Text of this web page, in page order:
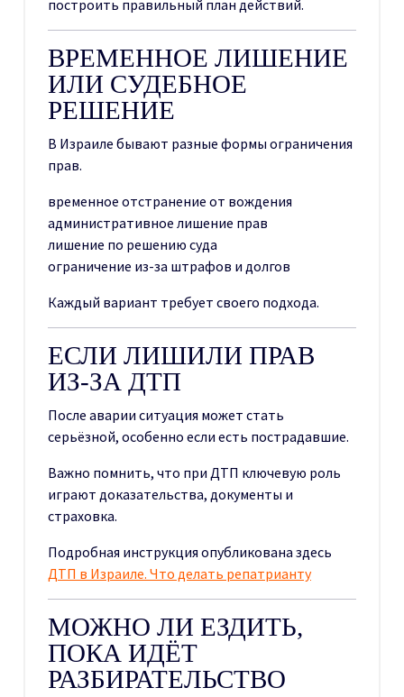
построить правильный план действий.
ВРЕМЕННОЕ ЛИШЕНИЕ
ИЛИ СУДЕБНОЕ
РЕШЕНИЕ
В Израиле бывают разные формы ограничения
прав.
временное отстранение от вождения
административное лишение прав
лишение по решению суда
ограничение из-за штрафов и долгов
Каждый вариант требует своего подхода.
ЕСЛИ ЛИШИЛИ ПРАВ
ИЗ-ЗА ДТП
После аварии ситуация может стать
серьёзной, особенно если есть пострадавшие.
Важно помнить, что при ДТП ключевую роль
играют доказательства, документы и
страховка.
Подробная инструкция опубликована здесь
ДТП в Израиле. Что делать репатрианту
МОЖНО ЛИ ЕЗДИТЬ,
ПОКА ИДЁТ
РАЗБИРАТЕЛЬСТВО